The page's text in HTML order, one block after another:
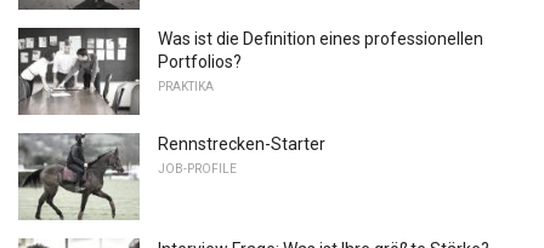
Was ist die Definition eines professionellen
Portfolios?
PRAKTIKA
Rennstrecken-Starter
JOB-PROFILE